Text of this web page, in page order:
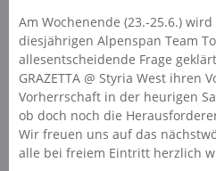
Am Wochenende (23.-25.6.)
diesjährigen Alpenspan Team
allesentscheidende Frage
GRAZETTA @ Styria West ihren
Vorherrschaft in der heurigen
ob doch noch die
Wir freuen uns auf das
alle bei freiem Eintritt herzlich